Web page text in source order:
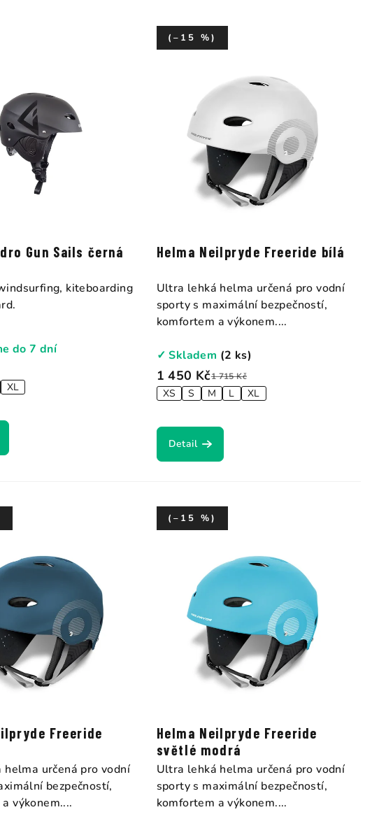
Gun Sails černá
XL
do 7 dní
kiteboarding
Helma Neilpryde Freeride bílá
1 450 Kč1 715 Kč
(–15 %)
XS S M L XL
✓ Skladem (2 ks)
Detail
Ultra lehká helma určená pro vodní
sporty s maximální bezpečností,
komfortem a výkonem....
Freeride
určená pro vodní
bezpečností,
výkonem....
Helma Neilpryde Freeride
světlé modrá
(–15 %)
Ultra lehká helma určená pro vodní
sporty s maximální bezpečností,
komfortem a výkonem....